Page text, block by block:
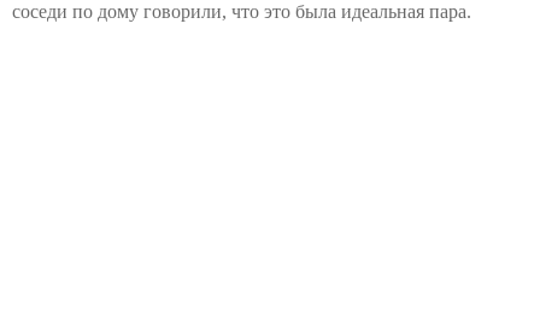
соседи по дому говорили, что это была идеальная пара.